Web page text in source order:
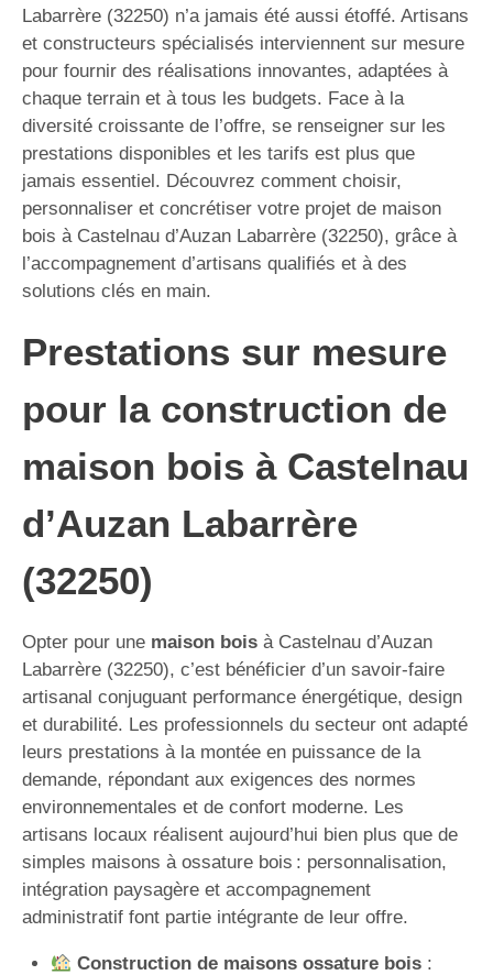
Labarrère (32250) n’a jamais été aussi étoffé. Artisans
et constructeurs spécialisés interviennent sur mesure
pour fournir des réalisations innovantes, adaptées à
chaque terrain et à tous les budgets. Face à la
diversité croissante de l’offre, se renseigner sur les
prestations disponibles et les tarifs est plus que
jamais essentiel. Découvrez comment choisir,
personnaliser et concrétiser votre projet de maison
bois à Castelnau d’Auzan Labarrère (32250), grâce à
l’accompagnement d’artisans qualifiés et à des
solutions clés en main.
Prestations sur mesure
pour la construction de
maison bois à Castelnau
d’Auzan Labarrère
(32250)
Opter pour une maison bois à Castelnau d’Auzan
Labarrère (32250), c’est bénéficier d’un savoir-faire
artisanal conjuguant performance énergétique, design
et durabilité. Les professionnels du secteur ont adapté
leurs prestations à la montée en puissance de la
demande, répondant aux exigences des normes
environnementales et de confort moderne. Les
artisans locaux réalisent aujourd’hui bien plus que de
simples maisons à ossature bois : personnalisation,
intégration paysagère et accompagnement
administratif font partie intégrante de leur offre.
Construction de maisons ossature bois: